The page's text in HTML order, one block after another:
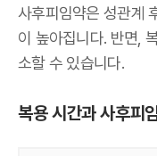
사후피임약은 성관계
이 높아집니다. 반면,
소할 수 있습니다.
복용 시간과 사후피